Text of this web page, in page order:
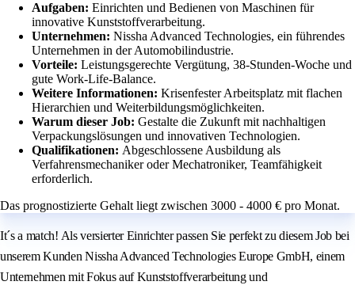
Aufgaben: Einrichten und Bedienen von Maschinen für
innovative Kunststoffverarbeitung.
Unternehmen: Nissha Advanced Technologies, ein führendes
Unternehmen in der Automobilindustrie.
Vorteile: Leistungsgerechte Vergütung, 38-Stunden-Woche und
gute Work-Life-Balance.
Weitere Informationen: Krisenfester Arbeitsplatz mit flachen
Hierarchien und Weiterbildungsmöglichkeiten.
Warum dieser Job: Gestalte die Zukunft mit nachhaltigen
Verpackungslösungen und innovativen Technologien.
Qualifikationen: Abgeschlossene Ausbildung als
Verfahrensmechaniker oder Mechatroniker, Teamfähigkeit
erforderlich.
Das prognostizierte Gehalt liegt zwischen 3000 - 4000 € pro Monat.
It´s a match! Als versierter Einrichter passen Sie perfekt zu diesem Job bei
unserem Kunden Nissha Advanced Technologies Europe GmbH, einem
Unternehmen mit Fokus auf Kunststoffverarbeitung und